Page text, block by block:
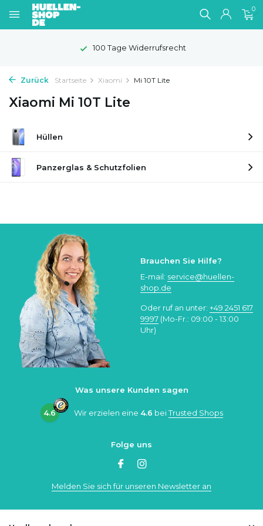
0
100 Tage Widerrufsrecht
Zurück Startseite Xiaomi Mi 10T Lite
Xiaomi Mi 10T Lite
Hüllen
Panzerglas & Schutzfolien
Brauchen Sie Hilfe?
E-mail: service@huellen-
shop.de
Oder ruf an unter: +49 2451 617
9997 (Mo-Fr.: 09:00 - 13:00
Uhr)
Was unsere Kunden sagen
4.6 Wir erzielen eine 4.6 beiTrusted Shops
Folge uns
Melden Sie sich für unseren Newsletter an